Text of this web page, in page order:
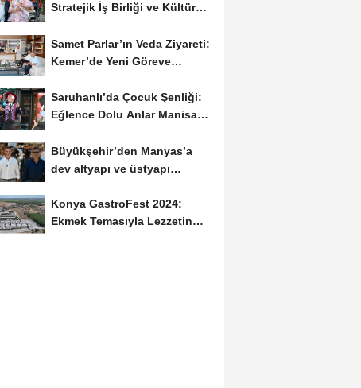
Stratejik İş Birliği ve Kültürel
Samet Parlar’ın Veda Ziyareti:
Kemer’de Yeni Göreve
Saruhanlı’da Çocuk Şenliği:
Eğlence Dolu Anlar Manisa
Büyükşehir’den Manyas’a
dev altyapı ve üstyapı
Konya GastroFest 2024:
Ekmek Temasıyla Lezzetin